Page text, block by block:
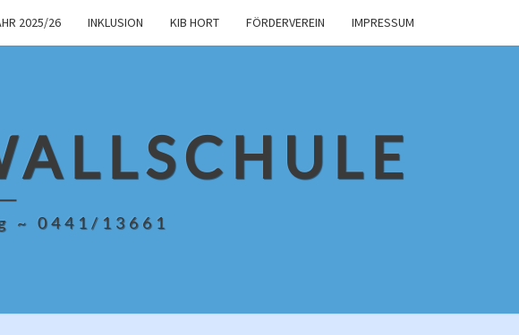
2025/26 INKLUSION KIB HORT FÖRDERVEREIN IMPRESSUM
~ 0441/13661